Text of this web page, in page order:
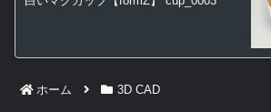
ホーム 3D CAD